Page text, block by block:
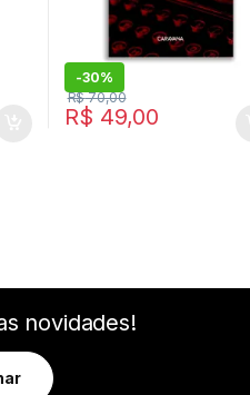
-30%
R$ 49,00
R$70,00
novidades!